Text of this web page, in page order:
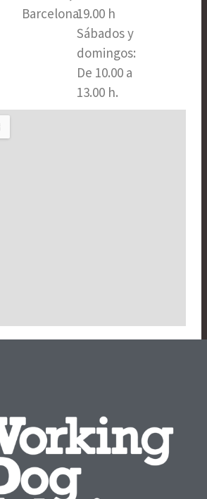
Barcelona​19.00 h
Sábados y
domingos:
De 10.00 a
13.00 h.